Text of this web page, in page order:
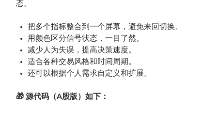
态。
把多个指标整合到一个屏幕，避免来回切换。
用颜色区分信号状态，一目了然。
减少人为失误，提高决策速度。
适合各种交易风格和时间周期。
还可以根据个人需求自定义和扩展。
🎁 源代码（A股版）如下 ：